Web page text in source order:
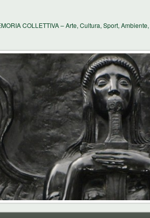
COLLETTIVA – Arte, Cultura, Sport,